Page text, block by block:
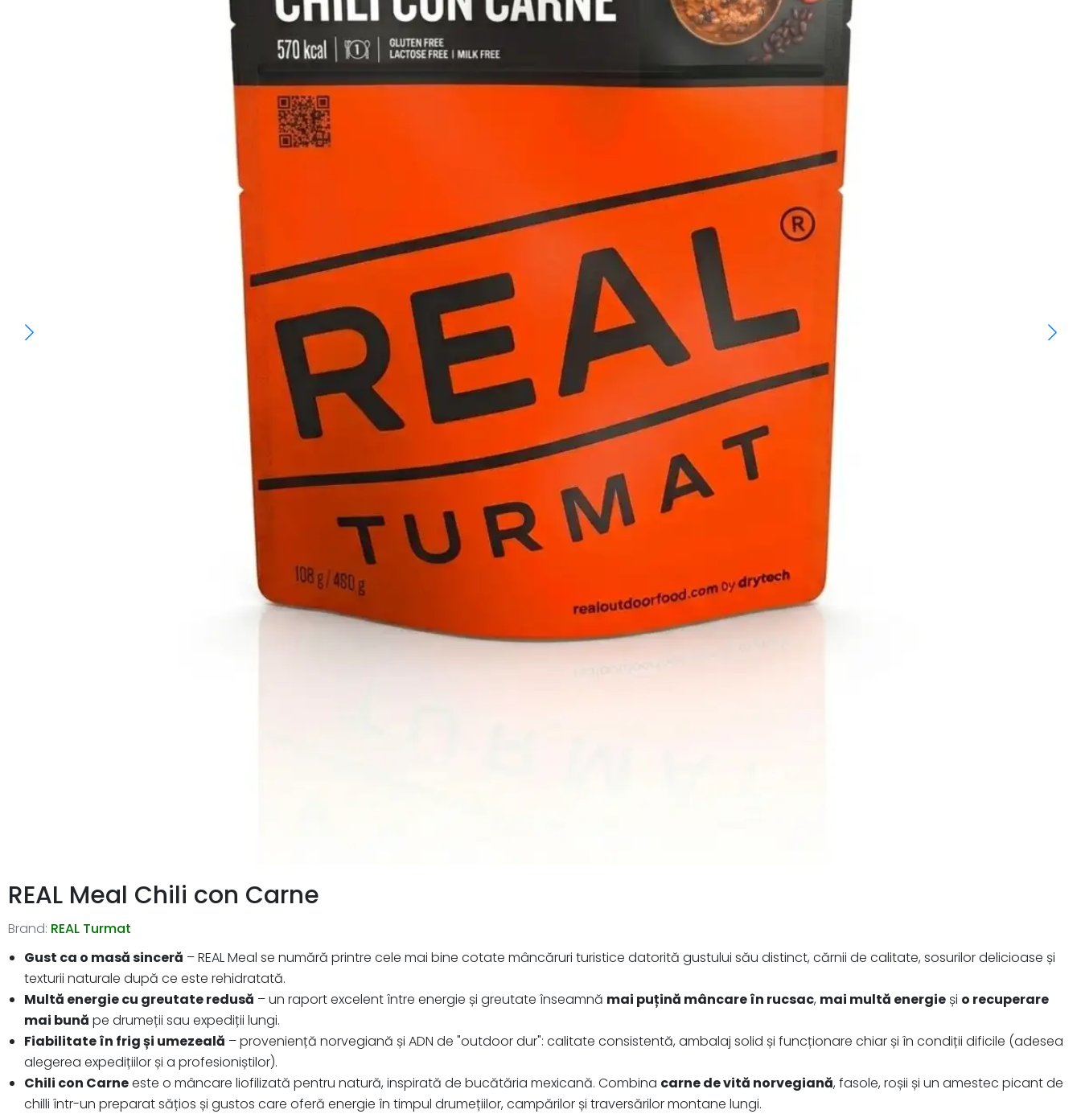
REAL Meal Chili con Carne
Brand: REAL Turmat
Gust ca o masă sinceră – REAL Meal se numără printre cele mai bine cotate mâncăruri turistice datorită gustului său distinct, cărnii de calitate, sosurilor delicioase și
texturii naturale după ce este rehidratată.
Multă energie cu greutate redusă – un raport excelent între energie și greutate înseamnă mai puțină mâncare în rucsac, mai multă energie și o recuperare
mai bună pe drumeții sau expediții lungi.
Fiabilitate în frig și umezeală – proveniență norvegiană și ADN de "outdoor dur": calitate consistentă, ambalaj solid și funcționare chiar și în condiții dificile (adesea
alegerea expedițiilor și a profesioniștilor).
Chili con Carneeste o mâncare liofilizată pentru natură, inspirată de bucătăria mexicană. Combina carne de vită norvegiană, fasole, roșii și un amestec picant de
chilli într-un preparat sățios și gustos care oferă energie în timpul drumețiilor, campărilor și traversărilor montane lungi.